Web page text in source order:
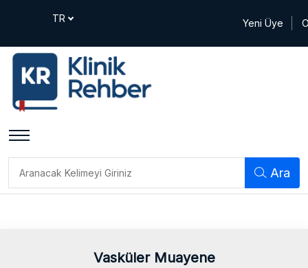
Yeni Üye
Ara
Vasküler Muayene